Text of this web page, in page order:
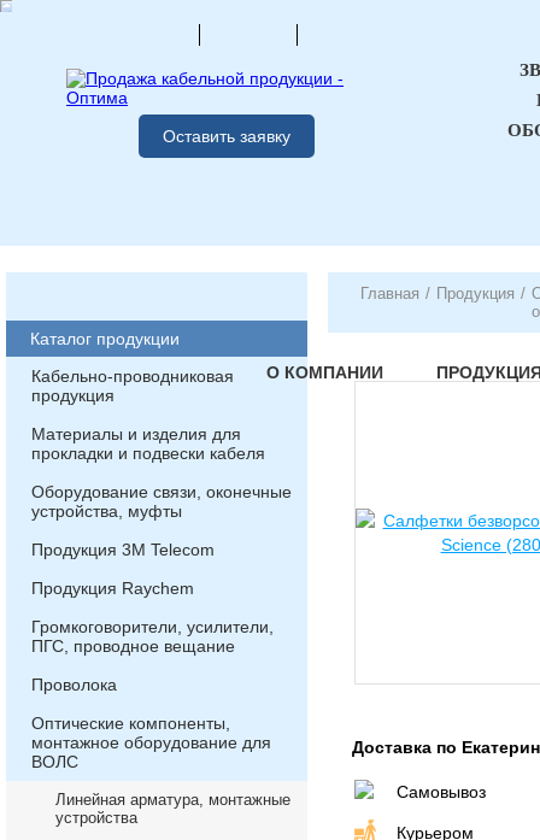
Оставить заявку
О КОМПАНИИ
Каталог продукции
Кабельно-проводниковая
продукция
Материалы и изделия для
прокладки и подвески кабеля
Оборудование связи, оконечные
устройства, муфты
Продукция 3М Telecom
Продукция Raychem
Громкоговорители, усилители,
ПГС, проводное вещание
Проволока
Оптические компоненты,
монтажное оборудование для
ВОЛС
Линейная арматура, монтажные
устройства
Главная / Продукция /
Доставка по
Самовывоз
Курьером